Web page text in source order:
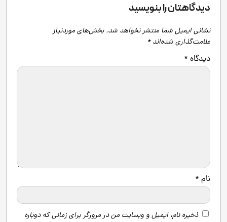
دیدگاهتان را بنویسید
نشانی ایمیل شما منتشر نخواهد شد. بخش‌های موردنیاز
علامت‌گذاری شده‌اند*
دیدگاه *
نام *
ذخیره نام، ایمیل و وبسایت من در مرورگر برای زمانی که دوباره